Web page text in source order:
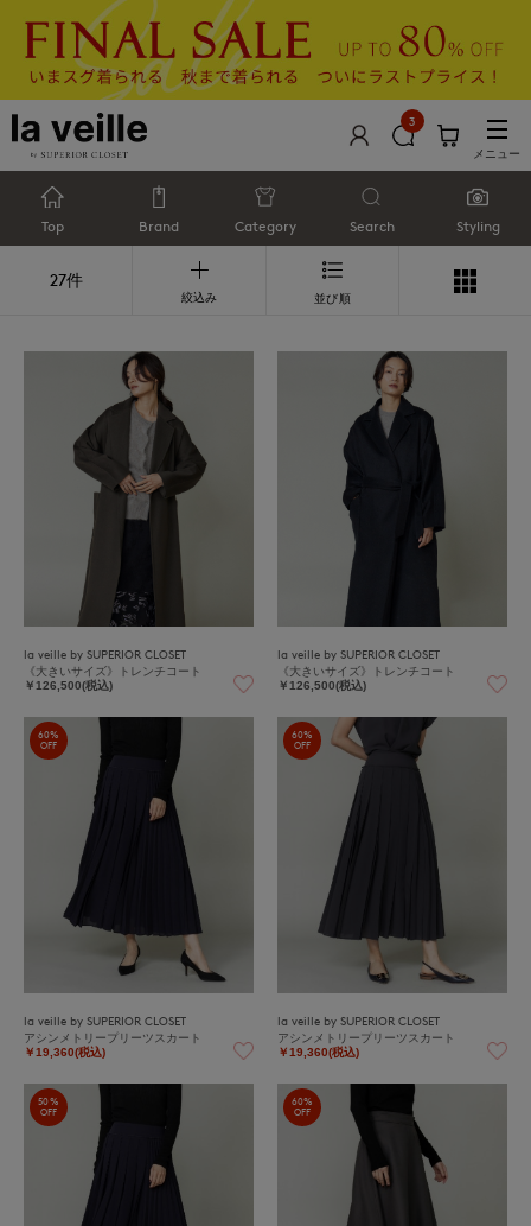
3
メニュー
Top Brand Category Search Styling
27件
絞込み 並び順
la veille by SUPERIOR CLOSET
《大きいサイズ》トレンチコート
￥126,500(税込)
la veille by SUPERIOR CLOSET
《大きいサイズ》トレンチコート
￥126,500(税込)
60%
OFF
la veille by SUPERIOR CLOSET
アシンメトリープリーツスカート
￥19,360(税込)
60%
OFF
la veille by SUPERIOR CLOSET
アシンメトリープリーツスカート
￥19,360(税込)
50%
OFF
60%
OFF